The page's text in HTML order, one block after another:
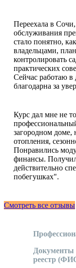
Переехала в
обслуживания
стало понятно,
владельцами,
контролировать
практических
Сейчас работаю
благодарна за
Курс дал мне не
загородном
отопления,
Понравились
финансы. Получил
действительно
побегушках".
Смотреть все отзывы
Документы
реестр